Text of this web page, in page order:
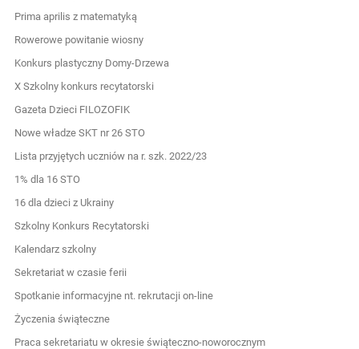
Prima aprilis z matematyką
Rowerowe powitanie wiosny
Konkurs plastyczny Domy-Drzewa
X Szkolny konkurs recytatorski
Gazeta Dzieci FILOZOFIK
Nowe władze SKT nr 26 STO
Lista przyjętych uczniów na r. szk. 2022/23
1% dla 16 STO
16 dla dzieci z Ukrainy
Szkolny Konkurs Recytatorski
Kalendarz szkolny
Sekretariat w czasie ferii
Spotkanie informacyjne nt. rekrutacji on-line
Życzenia świąteczne
Praca sekretariatu w okresie świąteczno-noworocznym